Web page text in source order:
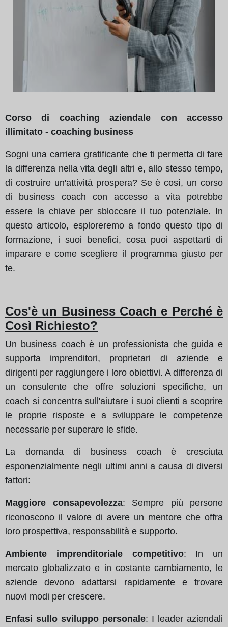
Corso di coaching aziendale con accesso
illimitato - coaching business
Sogni una carriera gratificante che ti permetta di fare
la differenza nella vita degli altri e, allo stesso tempo,
di costruire un'attività prospera? Se è così, un corso
di business coach con accesso a vita potrebbe
essere la chiave per sbloccare il tuo potenziale. In
questo articolo, esploreremo a fondo questo tipo di
formazione, i suoi benefici, cosa puoi aspettarti di
imparare e come scegliere il programma giusto per
te.
Cos'è un Business Coach e Perché è
Così Richiesto?
Un business coach è un professionista che guida e
supporta imprenditori, proprietari di aziende e
dirigenti per raggiungere i loro obiettivi. A differenza di
un consulente che offre soluzioni specifiche, un
coach si concentra sull'aiutare i suoi clienti a scoprire
le proprie risposte e a sviluppare le competenze
necessarie per superare le sfide.
La domanda di business coach è cresciuta
esponenzialmente negli ultimi anni a causa di diversi
fattori:
Maggiore consapevolezza: Sempre più persone
riconoscono il valore di avere un mentore che offra
loro prospettiva, responsabilità e supporto.
Ambiente imprenditoriale competitivo: In un
mercato globalizzato e in costante cambiamento, le
aziende devono adattarsi rapidamente e trovare
nuovi modi per crescere.
Enfasi sullo sviluppo personale: I leader aziendali